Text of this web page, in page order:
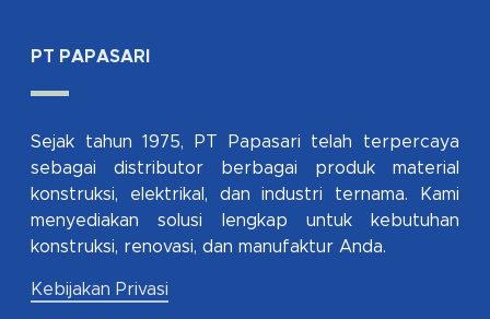
PT PAPASARI
Sejak tahun 1975, PT Papasari telah terpercaya
sebagai distributor berbagai produk material
konstruksi, elektrikal, dan industri ternama. Kami
menyediakan solusi lengkap untuk kebutuhan
konstruksi, renovasi, dan manufaktur Anda.
Kebijakan Privasi